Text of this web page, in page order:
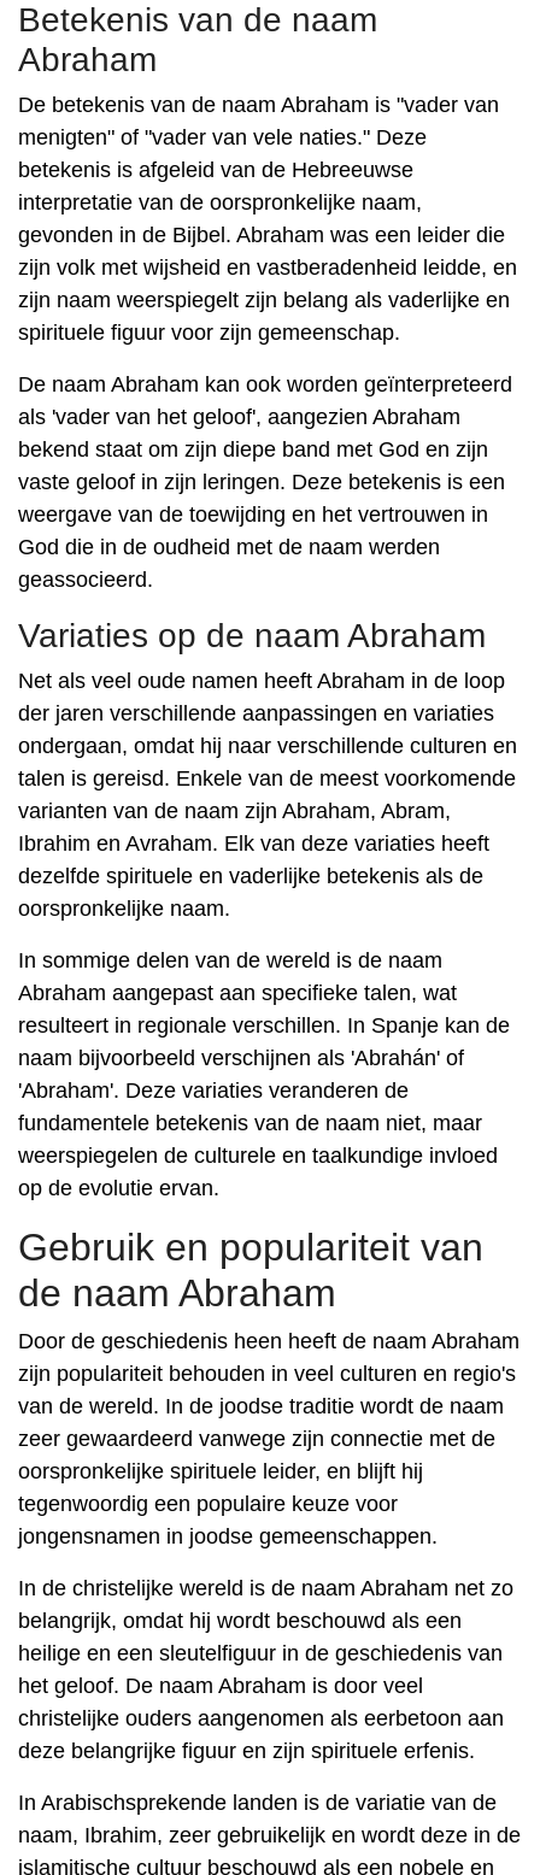
Betekenis van de naam
Abraham
De betekenis van de naam Abraham is "vader van
menigten" of "vader van vele naties." Deze
betekenis is afgeleid van de Hebreeuwse
interpretatie van de oorspronkelijke naam,
gevonden in de Bijbel. Abraham was een leider die
zijn volk met wijsheid en vastberadenheid leidde, en
zijn naam weerspiegelt zijn belang als vaderlijke en
spirituele figuur voor zijn gemeenschap.
De naam Abraham kan ook worden geïnterpreteerd
als 'vader van het geloof', aangezien Abraham
bekend staat om zijn diepe band met God en zijn
vaste geloof in zijn leringen. Deze betekenis is een
weergave van de toewijding en het vertrouwen in
God die in de oudheid met de naam werden
geassocieerd.
Variaties op de naam Abraham
Net als veel oude namen heeft Abraham in de loop
der jaren verschillende aanpassingen en variaties
ondergaan, omdat hij naar verschillende culturen en
talen is gereisd. Enkele van de meest voorkomende
varianten van de naam zijn Abraham, Abram,
Ibrahim en Avraham. Elk van deze variaties heeft
dezelfde spirituele en vaderlijke betekenis als de
oorspronkelijke naam.
In sommige delen van de wereld is de naam
Abraham aangepast aan specifieke talen, wat
resulteert in regionale verschillen. In Spanje kan de
naam bijvoorbeeld verschijnen als 'Abrahán' of
'Abraham'. Deze variaties veranderen de
fundamentele betekenis van de naam niet, maar
weerspiegelen de culturele en taalkundige invloed
op de evolutie ervan.
Gebruik en populariteit van
de naam Abraham
Door de geschiedenis heen heeft de naam Abraham
zijn populariteit behouden in veel culturen en regio's
van de wereld. In de joodse traditie wordt de naam
zeer gewaardeerd vanwege zijn connectie met de
oorspronkelijke spirituele leider, en blijft hij
tegenwoordig een populaire keuze voor
jongensnamen in joodse gemeenschappen.
In de christelijke wereld is de naam Abraham net zo
belangrijk, omdat hij wordt beschouwd als een
heilige en een sleutelfiguur in de geschiedenis van
het geloof. De naam Abraham is door veel
christelijke ouders aangenomen als eerbetoon aan
deze belangrijke figuur en zijn spirituele erfenis.
In Arabischsprekende landen is de variatie van de
naam, Ibrahim, zeer gebruikelijk en wordt deze in de
islamitische cultuur beschouwd als een nobele en